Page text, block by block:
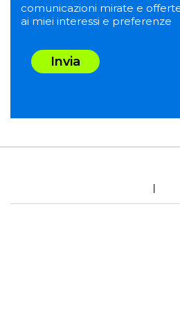
comunicazioni mirate e
ai miei interessi e preferenze
Invia